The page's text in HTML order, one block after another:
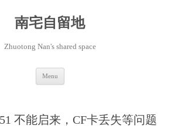
南宅自留地
Zhuotong Nan's shared space
Menu
不能启来，CF卡丢失等问题